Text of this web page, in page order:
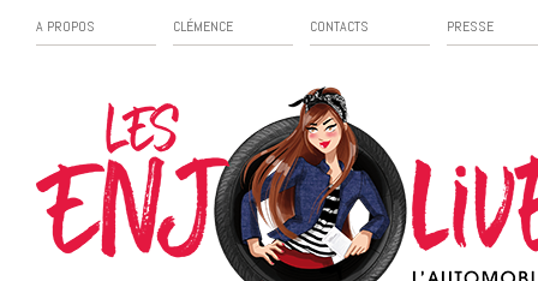
A PROPOS CLÉMENCE CONTACTS PRESSE